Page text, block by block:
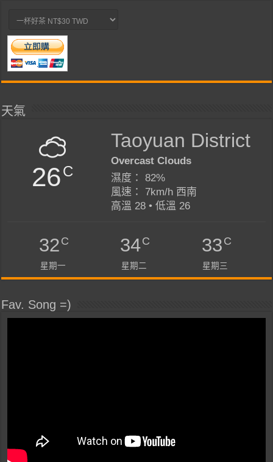
天氣
26C
Taoyuan District
Overcast Clouds
濕度： 82%
風速： 7km/h 西南
高溫 28 • 低溫 26
32C
星期一
34C
星期二
33C
星期三
Fav. Song =)